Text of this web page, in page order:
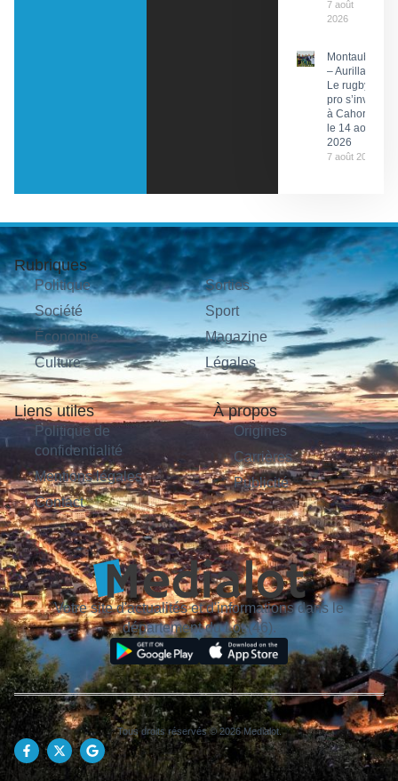
7 août
2026
Montauban
– Aurillac :
Le rugby
pro s’invite
à Cahors
le 14 août
2026
7 août 2026
Rubriques
Politique
Société
Économie
Culture
Sorties
Sport
Magazine
Légales
Liens utiles
Politique de
confidentialité
Mentions légales
Contact
À propos
Origines
Carrières
Publicité
Votre site d'actualités et d'informations dans le
département du Lot (46).
Tous droits réservés © 2026 Medialot.